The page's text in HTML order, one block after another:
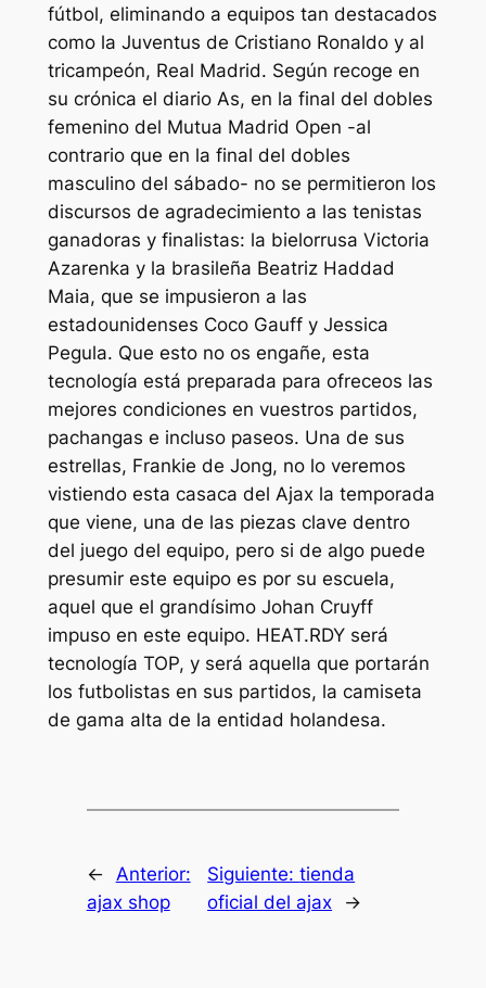
fútbol, eliminando a equipos tan destacados
como la Juventus de Cristiano Ronaldo y al
tricampeón, Real Madrid. Según recoge en
su crónica el diario As, en la final del dobles
femenino del Mutua Madrid Open -al
contrario que en la final del dobles
masculino del sábado- no se permitieron los
discursos de agradecimiento a las tenistas
ganadoras y finalistas: la bielorrusa Victoria
Azarenka y la brasileña Beatriz Haddad
Maia, que se impusieron a las
estadounidenses Coco Gauff y Jessica
Pegula. Que esto no os engañe, esta
tecnología está preparada para ofreceos las
mejores condiciones en vuestros partidos,
pachangas e incluso paseos. Una de sus
estrellas, Frankie de Jong, no lo veremos
vistiendo esta casaca del Ajax la temporada
que viene, una de las piezas clave dentro
del juego del equipo, pero si de algo puede
presumir este equipo es por su escuela,
aquel que el grandísimo Johan Cruyff
impuso en este equipo. HEAT.RDY será
tecnología TOP, y será aquella que portarán
los futbolistas en sus partidos, la camiseta
de gama alta de la entidad holandesa.
← Anterior:
ajax shop
Siguiente:tienda
oficial del ajax
→